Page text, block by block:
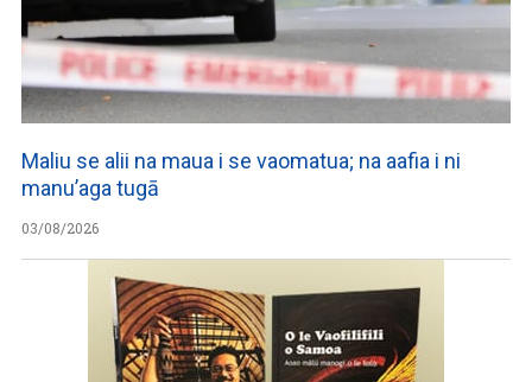
Maliu se alii na maua i se vaomatua; na aafia i ni
manu’aga tugā
03/08/2026